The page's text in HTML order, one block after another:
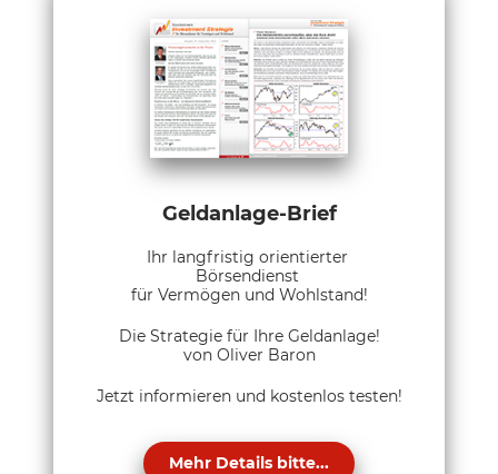
Geldanlage-Brief
Ihr langfristig orientierter
Börsendienst
für Vermögen und Wohlstand!
Die Strategie für Ihre Geldanlage!
von Oliver Baron
Jetzt informieren und kostenlos testen!
Mehr Details bitte...